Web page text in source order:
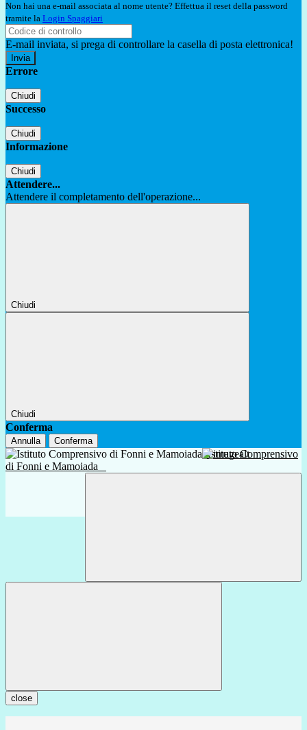
Non hai una e-mail associata al nome utente? Effettua il reset della password
tramite la Login Spaggiari
E-mail inviata, si prega di controllare la casella di posta elettronica!
Errore
Chiudi
Successo
Chiudi
Informazione
Chiudi
Attendere...
Attendere il completamento dell'operazione...
Chiudi
Chiudi
Conferma
Annulla Conferma
Istituto Comprensivo
di Fonni e Mamoiada
close